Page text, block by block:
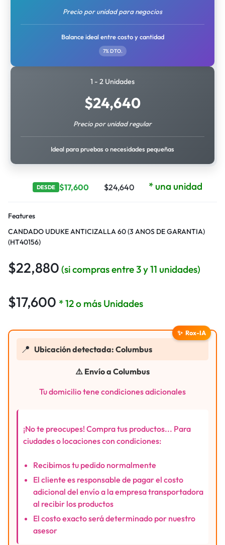
Precio por unidad para negocios
Balance ideal entre costo y cantidad
7% DTO.
1 - 2 Unidades
$24,640
Precio por unidad regular
Ideal para pruebas o necesidades pequeñas
DESDE $17,600 $24,640 * una unidad
Features
CANDADO UDUKE ANTICIZALLA 60 (3 ANOS DE GARANTIA)
(HT40156)
$22,880 (si compras entre 3 y 11 unidades)
$17,600 * 12 o más Unidades
✨ Rox-IA
📍 Ubicación detectada: Columbus
⚠️ Envío a Columbus
Tu domicilio tene condiciones adicionales
¡No te preocupes! Compra tus productos... Para
ciudades o locaciones con condiciones:
Recibimos tu pedido normalmente
El cliente es responsable de pagar el costo
adicional del envío a la empresa transportadora
al recibir los productos
El costo exacto será determinado por nuestro
asesor